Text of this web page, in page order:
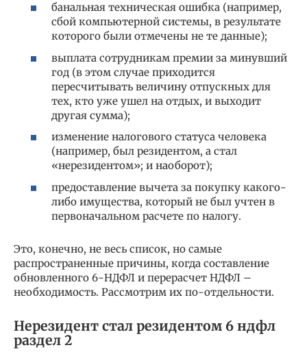
банальная техническая ошибка (например,
сбой компьютерной системы, в результате
которого были отмечены не те данные);
выплата сотрудникам премии за минувший
год (в этом случае приходится
пересчитывать величину отпускных для
тех, кто уже ушел на отдых, и выходит
другая сумма);
изменение налогового статуса человека
(например, был резидентом, а стал
«нерезидентом»; и наоборот);
предоставление вычета за покупку какого-
либо имущества, который не был учтен в
первоначальном расчете по налогу.
Это, конечно, не весь список, но самые
распространенные причины, когда составление
обновленного 6-НДФЛ и перерасчет НДФЛ –
необходимость. Рассмотрим их по-отдельности.
Нерезидент стал резидентом 6 ндфл
раздел 2